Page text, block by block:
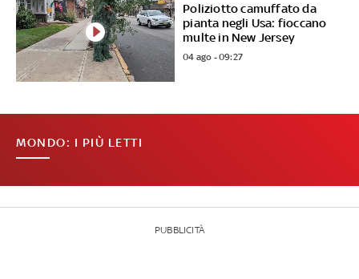
Poliziotto camuffato da
pianta negli Usa: fioccano
multe in New Jersey
04 ago - 09:27
MONDO: I PIÙ LETTI
PUBBLICITÀ